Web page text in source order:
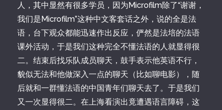
人，其中显然有很多学员，因为Microfilm除了“谢谢，
我们是Microfilm”这种中文客套话之外，说的全是法
语，台下观众都能迅速作出反应，俨然是法培的法语
课外活动，于是我们这种完全不懂法语的人就显得很
二。结束后找乐队成员聊天，鼓手表示他英语不行，
貌似无法和他做深入一点的聊天（比如聊电影），随
后就和一群懂法语的中国青年们聊天去了。于是我们
又一次显得很二。在上海看演出竟遭遇语言障碍，这